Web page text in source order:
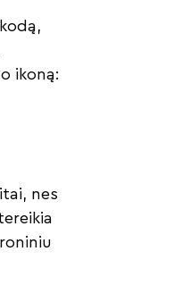
ikoną:
nes